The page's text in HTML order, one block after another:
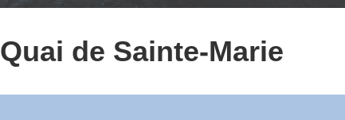
Quai de Sainte-Marie